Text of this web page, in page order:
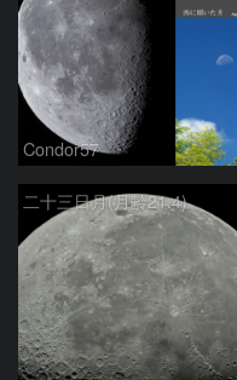
Condor57
二十三日月(月齢21.4)